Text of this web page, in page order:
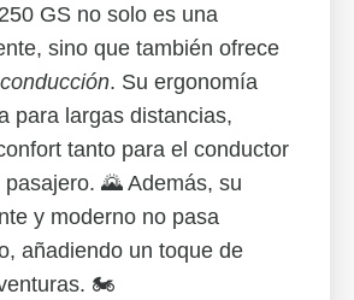
GS no solo es una
sino que también ofrece
. Su ergonomía
para largas distancias,
tanto para el conductor
🌄 Además, su
y moderno no pasa
añadiendo un toque de
🏍️